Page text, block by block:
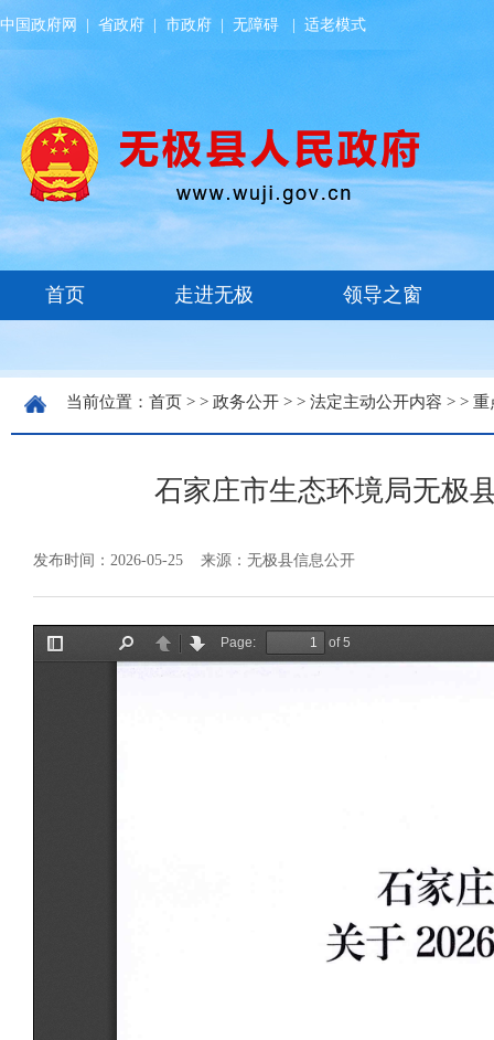
中国政府网 省政府 市政府 无障碍 适老模式
当前位置： 首页 > > 政务公开 > > 法定主动公开内容 > > 重
石家庄市生态环境局无极
发布时间：2026-05-25 来源：无极县信息公开